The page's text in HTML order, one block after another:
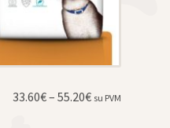
This33.60€– 55.20€Price
su PVM